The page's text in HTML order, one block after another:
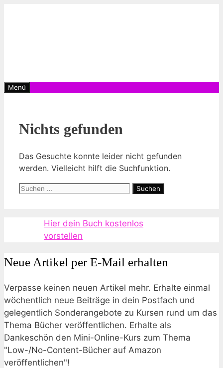
Menü
Nichts gefunden
Das Gesuchte konnte leider nicht gefunden
werden. Vielleicht hilft die Suchfunktion.
Suchen
Hier dein Buch kostenlos
vorstellen
Neue Artikel per E-Mail erhalten
Verpasse keinen neuen Artikel mehr. Erhalte einmal
wöchentlich neue Beiträge in dein Postfach und
gelegentlich Sonderangebote zu Kursen rund um das
Thema Bücher veröffentlichen. Erhalte als
Dankeschön den Mini-Online-Kurs zum Thema
"Low-/No-Content-Bücher auf Amazon
veröffentlichen"!